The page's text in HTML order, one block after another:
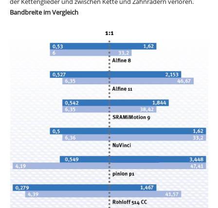
Bandbreite im Vergleich